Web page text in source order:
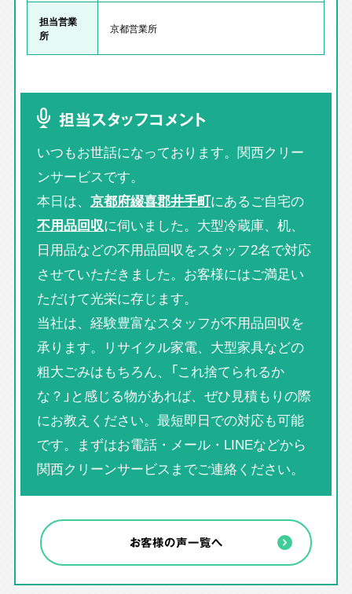
担当営業
所
京都営業所
担当スタッフコメント
いつもお世話になっております。関西クリー
ンサービスです。
本日は、 京都府綴喜郡井手町にあるご自宅の
不用品回収に伺いました。大型冷蔵庫、机、
日用品などの不用品回収をスタッフ2名で対応
させていただきました。お客様にはご満足い
ただけて光栄に存じます。
当社は、経験豊富なスタッフが不用品回収を
承ります。リサイクル家電、大型家具などの
粗大ごみはもちろん、「これ捨てられるか
な？」と感じる物があれば、ぜひ見積もりの際
にお教えください。最短即日での対応も可能
です。まずはお電話・メール・LINEなどから
関西クリーンサービスまでご連絡ください。
お客様の声一覧へ